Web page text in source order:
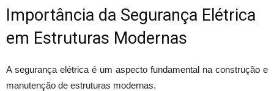
Importância da Segurança Elétrica
em Estruturas Modernas
A segurança elétrica é um aspecto fundamental na construção e
manutenção de estruturas modernas.